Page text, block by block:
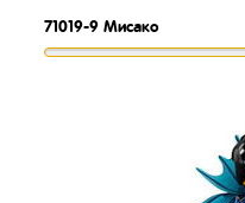
71019-9 Мисако